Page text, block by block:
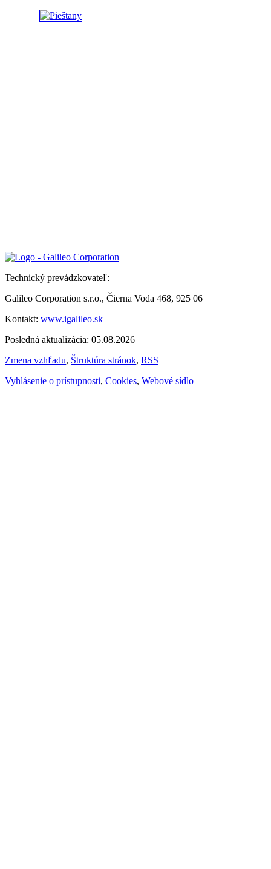
Technický prevádzkovateľ:
Galileo Corporation s.r.o., Čierna Voda 468, 925 06
Kontakt: www.igalileo.sk
Posledná aktualizácia: 05.08.2026
Zmena vzhľadu, Štruktúra stránok, RSS
Vyhlásenie o prístupnosti, Cookies, Webové sídlo